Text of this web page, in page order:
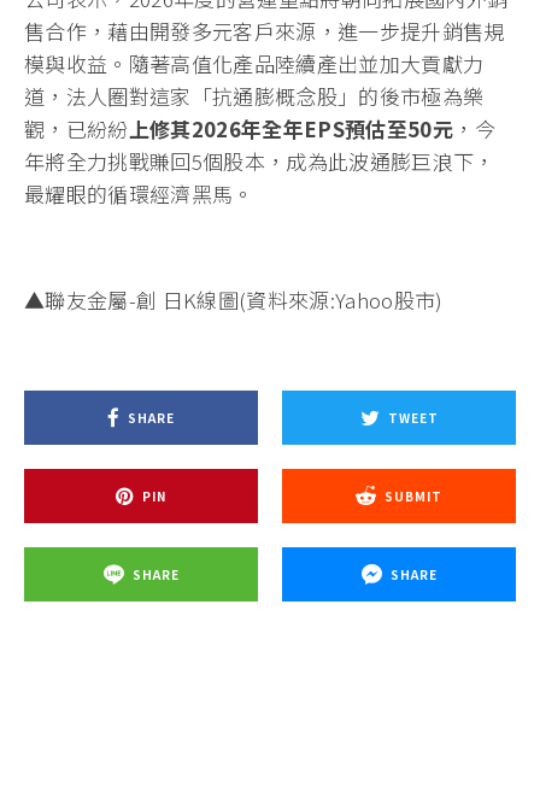
售合作，藉由開發多元客戶來源，進一步提升銷售規
模與收益。隨著高值化產品陸續產出並加大貢獻力
道，法人圈對這家「抗通膨概念股」的後市極為樂
觀，已紛紛上修其2026年全年EPS預估至50元 ，今
年將全力挑戰賺回5個股本，成為此波通膨巨浪下，
最耀眼的循環經濟黑馬。
▲聯友金屬-創 日K線圖(資料來源:Yahoo股市)
SHARE TWEET
PIN SUBMIT
SHARE SHARE